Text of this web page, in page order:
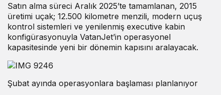
Satın alma süreci Aralık 2025’te tamamlanan, 2015
üretimi uçak; 12.500 kilometre menzili, modern uçuş
kontrol sistemleri ve yenilenmiş executive kabin
konfigürasyonuyla VatanJet’in operasyonel
kapasitesinde yeni bir dönemin kapısını aralayacak.
Şubat ayında operasyonlara başlaması planlanıyor